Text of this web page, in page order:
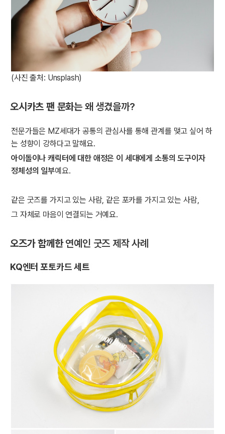
(사진 출처: Unsplash)
오시카츠 팬 문화는 왜 생겼을까?
전문가들은 MZ세대가 공통의 관심사를 통해 관계를 맺고 싶어 하
는 성향이 강하다고 말해요.
아이돌이나 캐릭터에 대한 애정은 이 세대에게 소통의 도구이자
정체성의 일부예요.
같은 굿즈를 가지고 있는 사람, 같은 포카를 가지고 있는 사람,
그 자체로 마음이 연결되는 거예요.
오즈가 함께한연예인 굿즈 제작 사례
KQ엔터 포토카드 세트